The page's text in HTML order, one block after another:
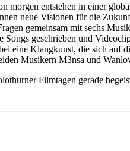
morgen entstehen in einer
neue Visionen für die
gemeinsam mit sechs
Songs geschrieben und
eine Klangkunst, die sich auf
Musikern M3nsa und
Filmtagen gerade